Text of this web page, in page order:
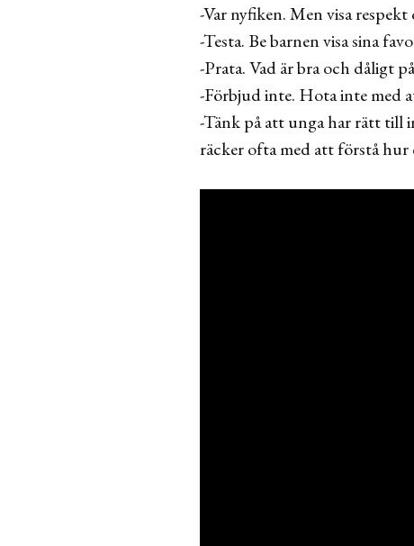
-Var nyfiken. Men visa
-Testa. Be barnen visa sina
-Prata. Vad är bra och dåligt
-Förbjud inte. Hota inte med
-Tänk på att unga har rätt till
räcker ofta med att förstå